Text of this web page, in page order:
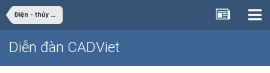
Điện - thủy điện
Diễn đàn CADViet